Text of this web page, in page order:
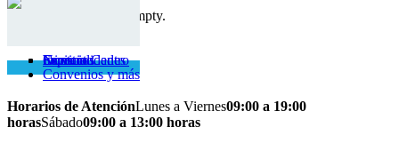
Inicio
Nuestro Centro
Servicios
Especialidades
Contacto
Convenios y más
Your cart is currently empty.
Horarios de AtenciónLunes a Viernes09:00 a 19:00
horasSábado09:00 a 13:00 horas